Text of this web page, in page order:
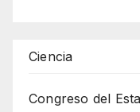
Ciencia
Congreso del